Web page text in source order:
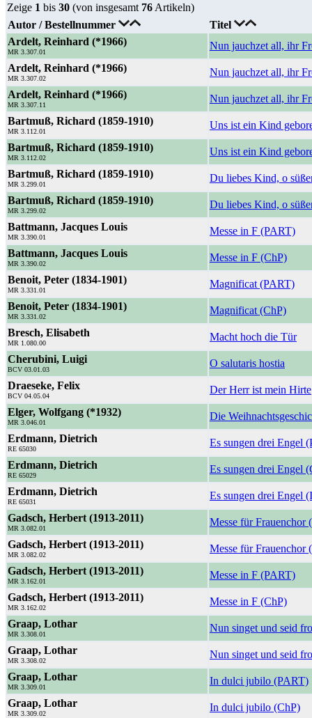
Zeige 1 bis 30 (von insgesamt 76 Artikeln)
Autor / Bestellnummer
Titel
Ardelt, Reinhard (*1966)
MR 3.307.01
Nun jauchzet all, ihr
Ardelt, Reinhard (*1966)
MR 3.307.02
Nun jauchzet all, ihr
Ardelt, Reinhard (*1966)
MR 3.307.11
Nun jauchzet all, ihr
Bartmuß, Richard (1859-1910)
MR 3.112.01
Uns ist ein Kind
Bartmuß, Richard (1859-1910)
MR 3.112.02
Uns ist ein Kind
Bartmuß, Richard (1859-1910)
MR 3.299.01
Du liebes Kind, o
Bartmuß, Richard (1859-1910)
MR 3.299.02
Du liebes Kind, o
Battmann, Jacques Louis
MR 3.390.01
Messe in F (PART)
Battmann, Jacques Louis
MR 3.390.02
Messe in F (ChP)
Benoit, Peter (1834-1901)
MR 3.331.01
Magnificat (PART)
Benoit, Peter (1834-1901)
MR 3.331.02
Magnificat (ChP)
Bresch, Elisabeth
MR 1.080.00
Macht hoch die Tür
Cherubini, Luigi
BCV 03.01.03
O salutaris hostia
Draeseke, Felix
BCV 04.05.04
Der Herr ist mein Hirte
Elger, Wolfgang (*1932)
MR 3.046.01
Die
Erdmann, Dietrich
RE 65030
Es sungen drei Engel
Erdmann, Dietrich
RE 65029
Es sungen drei Engel
Erdmann, Dietrich
RE 65031
Es sungen drei Engel
Gadsch, Herbert (1913-2011)
MR 3.082.01
Messe für Frauenchor
Gadsch, Herbert (1913-2011)
MR 3.082.02
Messe für Frauenchor
Gadsch, Herbert (1913-2011)
MR 3.162.01
Messe in F (PART)
Gadsch, Herbert (1913-2011)
MR 3.162.02
Messe in F (ChP)
Graap, Lothar
MR 3.308.01
Nun singet und seid
Graap, Lothar
MR 3.308.02
Nun singet und seid
Graap, Lothar
MR 3.309.01
In dulci jubilo (PART)
Graap, Lothar
MR 3.309.02
In dulci jubilo (ChP)